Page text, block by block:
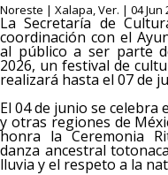
Noreste | Xalapa, Ver. | 04 Jun
La Secretaría de
coordinación con el
al público a ser parte
2026, un festival de
realizará hasta el 07 de
El 04 de junio se celebra
y otras regiones de
honra la Ceremonia
danza ancestral
lluvia y el respeto a la